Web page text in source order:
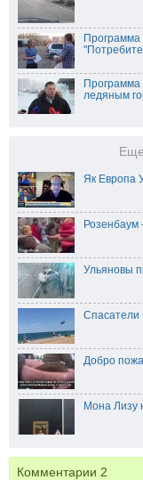
Программа
ледяным
Як Европа
Розенбаум
Ульяновы
Добро
Мона Лизу
Комментарии 2